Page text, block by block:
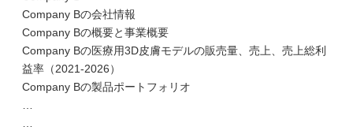
Company Bの会社情報
Company Bの概要と事業概要
Company Bの医療用3D皮膚モデルの販売量、売上、売上総利
益率（2021-2026）
Company Bの製品ポートフォリオ